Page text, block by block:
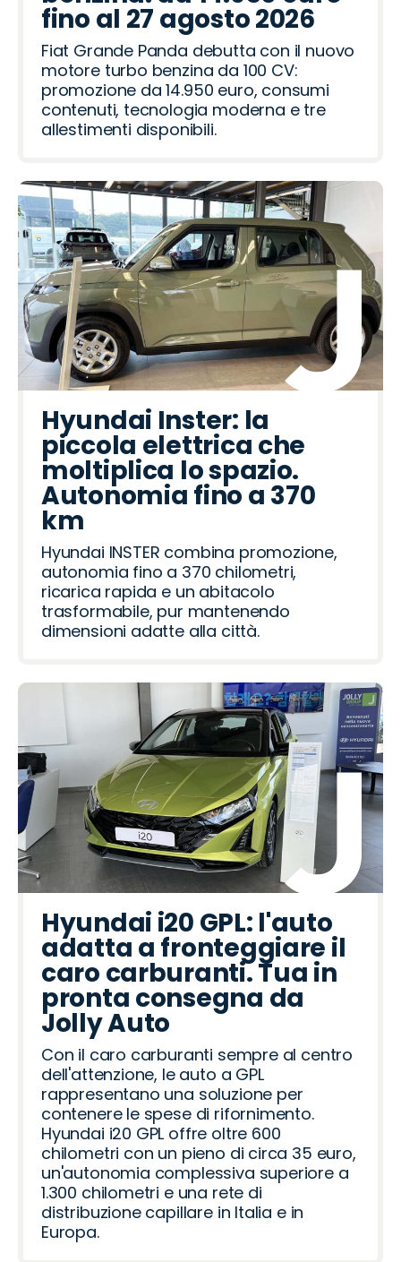
fino al 27 agosto 2026
Fiat Grande Panda debutta con il nuovo
motore turbo benzina da 100 CV:
promozione da 14.950 euro, consumi
contenuti, tecnologia moderna e tre
allestimenti disponibili.
Hyundai Inster: la
piccola elettrica che
moltiplica lo spazio.
Autonomia fino a 370
km
Hyundai INSTER combina promozione,
autonomia fino a 370 chilometri,
ricarica rapida e un abitacolo
trasformabile, pur mantenendo
dimensioni adatte alla città.
Hyundai i20 GPL: l'auto
adatta a fronteggiare il
caro carburanti. Tua in
pronta consegna da
Jolly Auto
Con il caro carburanti sempre al centro
dell'attenzione, le auto a GPL
rappresentano una soluzione per
contenere le spese di rifornimento.
Hyundai i20 GPL offre oltre 600
chilometri con un pieno di circa 35 euro,
un'autonomia complessiva superiore a
1.300 chilometri e una rete di
distribuzione capillare in Italia e in
Europa.